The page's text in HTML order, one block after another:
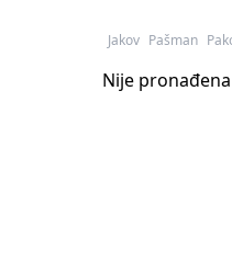
Jakov Pašman
Nije